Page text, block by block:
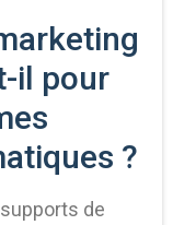
il pour
?
de